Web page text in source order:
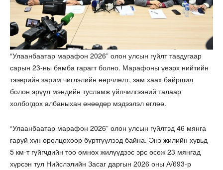
“Улаанбаатар марафон 2026” олон улсын гүйлт тавдугаар
сарын 23-ны бямба гарагт болно. Марафоны үеэрх нийтийн
тээврийн зарим чиглэлийн өөрчлөлт, зам хаах байршил
болон эрүүл мэндийн тусламж үйлчилгээний талаар
холбогдох албаныхан өнөөдөр мэдээлэл өглөө.
“Улаанбаатар марафон 2026” олон улсын гүйлтэд 46 мянга
гаруй хүн оролцохоор бүртгүүлээд байна. Энэ жилийн хувьд
5 км-т гүйгчдийн тоо өмнөх жилүүдээс эрс өсөж 23 мянгад
хүрсэн тул Нийслэлийн Засаг даргын 2026 оны А/693-р